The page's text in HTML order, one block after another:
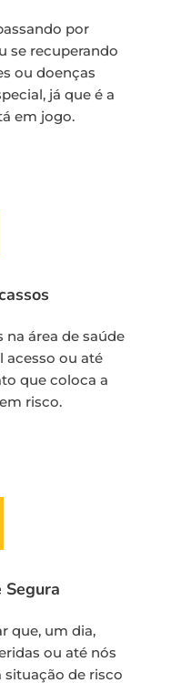
por
se recuperando
ou doenças
já que é a
em jogo.
na área de saúde
acesso ou até
que coloca a
risco.
que, um dia,
ou até nós
de risco